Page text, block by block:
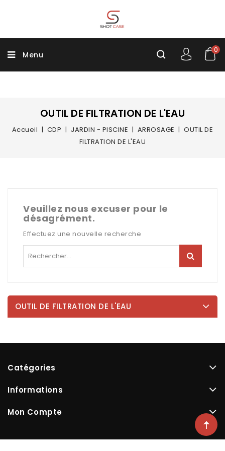
Menu
0
OUTIL DE FILTRATION DE L'EAU
Accueil CDP JARDIN - PISCINE ARROSAGE
OUTIL DE
FILTRATION DE L'EAU
Veuillez nous excuser pour le
désagrément.
Effectuez une nouvelle recherche
OUTIL DE FILTRATION DE L'EAU
Catégories
Informations
Mon Compte